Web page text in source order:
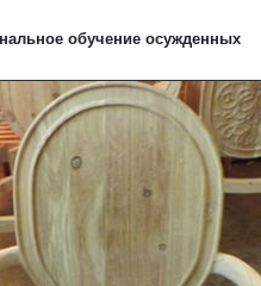
обучение осужденных